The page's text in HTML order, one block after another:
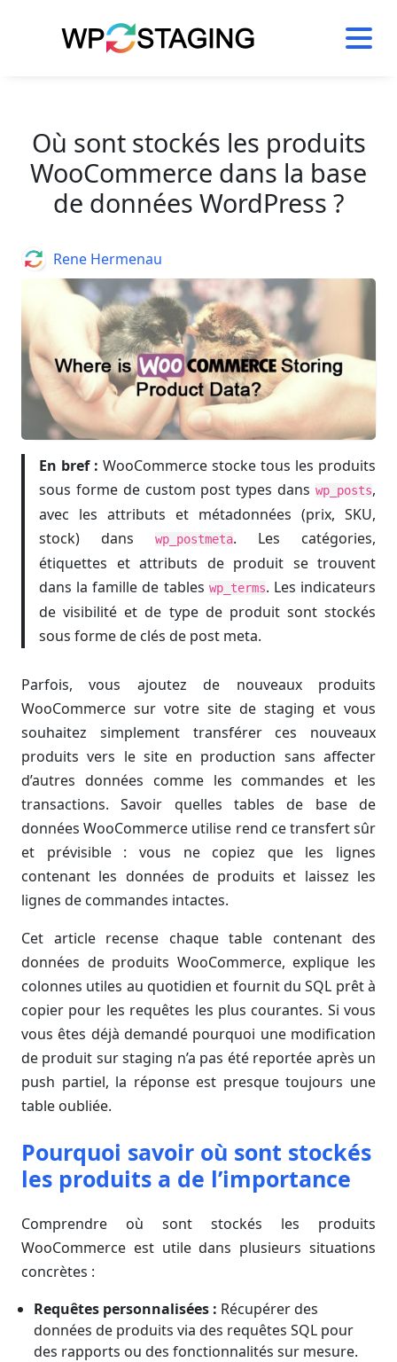
Où sont stockés les produits
WooCommerce dans la base
de données WordPress ?
En bref : WooCommerce stocke tous les produits
sous forme de custom post types dans wp_posts,
avec les attributs et métadonnées (prix, SKU,
stock) dans
wp_postmeta. Les catégories,
étiquettes et attributs de produit se trouvent
dans la famille de tables wp_terms. Les indicateurs
de visibilité et de type de produit sont stockés
sous forme de clés de post meta.
Parfois, vous ajoutez de nouveaux produits
WooCommerce sur votre site de staging et vous
souhaitez simplement transférer ces nouveaux
produits vers le site en production sans affecter
d’autres données comme les commandes et les
transactions. Savoir quelles tables de base de
données WooCommerce utilise rend ce transfert sûr
et prévisible : vous ne copiez que les lignes
contenant les données de produits et laissez les
lignes de commandes intactes.
Cet article recense chaque table contenant des
données de produits WooCommerce, explique les
colonnes utiles au quotidien et fournit du SQL prêt à
copier pour les requêtes les plus courantes. Si vous
vous êtes déjà demandé pourquoi une modification
de produit sur staging n’a pas été reportée après un
push partiel, la réponse est presque toujours une
table oubliée.
Pourquoi savoir où sont stockés
les produits a de l’importance
Comprendre où sont stockés les produits
WooCommerce est utile dans plusieurs situations
concrètes :
Requêtes personnalisées : Récupérer des
données de produits via des requêtes SQL pour
des rapports ou des fonctionnalités sur mesure.
AuthorRene Hermenau